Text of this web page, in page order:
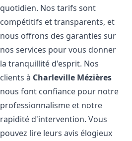
quotidien. Nos tarifs sont
compétitifs et transparents, et
nous offrons des garanties sur
nos services pour vous donner
la tranquillité d'esprit. Nos
clients à Charleville Mézières
nous font confiance pour notre
professionnalisme et notre
rapidité d'intervention. Vous
pouvez lire leurs avis élogieux